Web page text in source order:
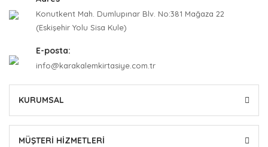
Konutkent Mah. Dumlupınar Blv. No:381 Mağaza 22
(Eskişehir Yolu Sisa Kule)
E-posta:
info@karakalemkirtasiye.com.tr
KURUMSAL
MÜŞTERİ HİZMETLERİ